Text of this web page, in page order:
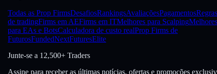
Todas as Prop FirmsDesafiosRankingsAvaliaçõesPagamentosRegras
de tradingFirms em AEFirms em ITMelhores para ScalpingMelhores
para EAs e BotsCalculadora de custo realProp Firms de
FuturosFundedNextFuturesElite
Junte-se a 12,500+ Traders
Assine para receber as últimas notícias, ofertas e promoções